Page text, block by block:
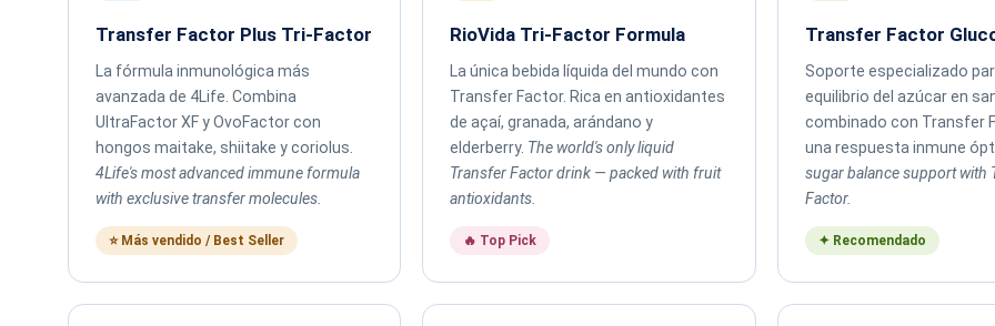
Transfer Factor Plus Tri-Factor
La fórmula inmunológica más
avanzada de 4Life. Combina
UltraFactor XF y OvoFactor con
hongos maitake, shiitake y coriolus.
4Life's most advanced immune formula
with exclusive transfer molecules.
⭐ Más vendido / Best Seller
RioVida Tri-Factor Formula
La única bebida líquida del mundo con
Transfer Factor. Rica en antioxidantes
de açaí, granada, arándano y
elderberry. The world's only liquid
Transfer Factor drink — packed with fruit
antioxidants.
🔥 Top Pick
Transfer Factor
Soporte especializado
equilibrio del azúcar en
combinado con Transfer
una respuesta inmune
sugar balance support with
Factor.
✦ Recomendado